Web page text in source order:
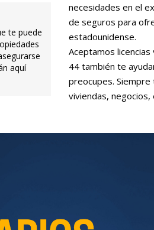
te puede
aquí
necesidades en el
de seguros para
estadounidense.
Aceptamos licencias
44 también te
preocupes.
viviendas,